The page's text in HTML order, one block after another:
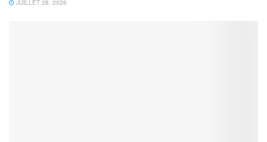
JUILLET 28, 2026